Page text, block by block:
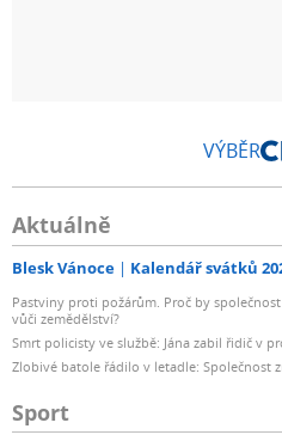
VÝBĚR
Aktuálně
Blesk Vánoce Kalendář svátků
Pastviny proti požárům. Proč by
vůči zemědělství?
Smrt policisty ve službě: Jána zabil řidič v
Zlobivé batole řádilo v letadle: Společnost
Sport